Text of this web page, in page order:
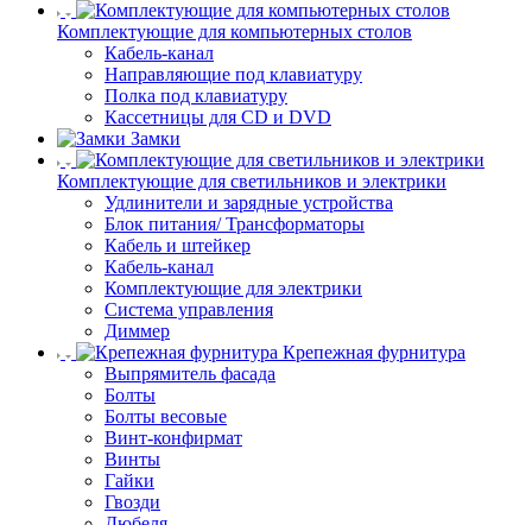
Комплектующие для компьютерных столов
Кабель-канал
Направляющие под клавиатуру
Полка под клавиатуру
Кассетницы для CD и DVD
Замки
Комплектующие для светильников и электрики
Удлинители и зарядные устройства
Блок питания/ Трансформаторы
Кабель и штейкер
Кабель-канал
Комплектующие для электрики
Система управления
Диммер
Крепежная фурнитура
Выпрямитель фасада
Болты
Болты весовые
Винт-конфирмат
Винты
Гайки
Гвозди